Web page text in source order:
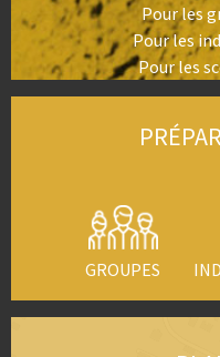
Pour les
Pour les
Pour les
GROUPES